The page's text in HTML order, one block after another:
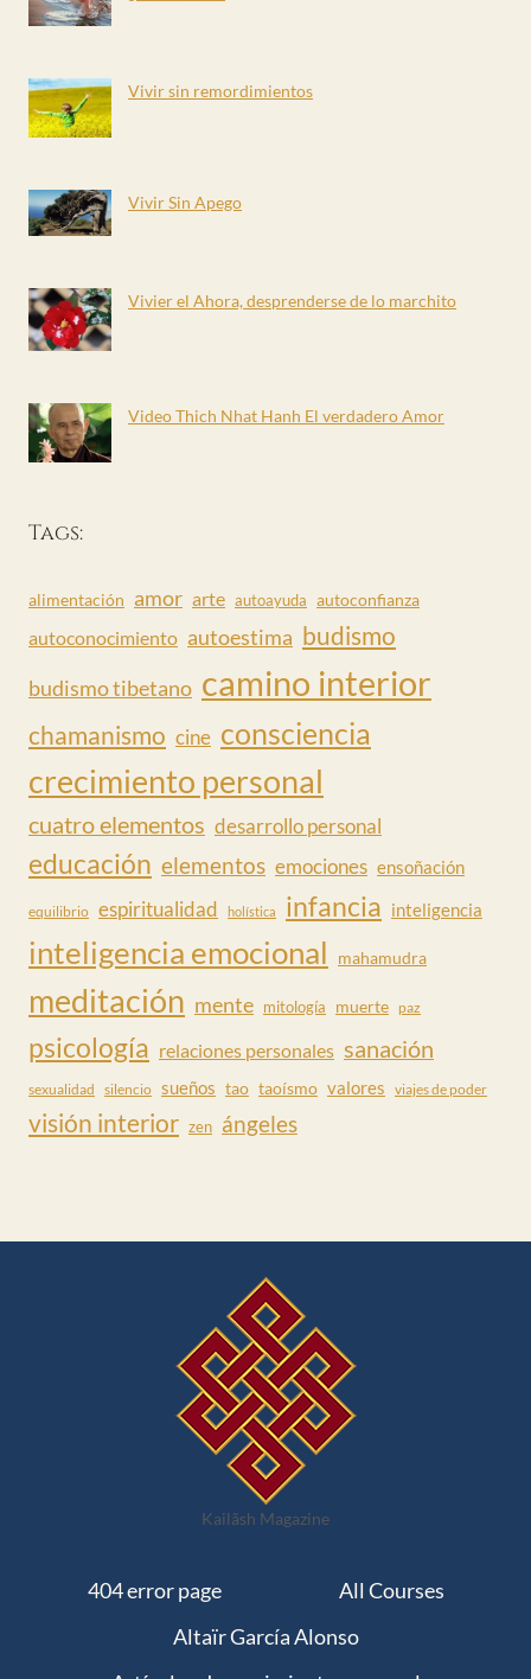
Vivir sin remordimientos
Vivir Sin Apego
Vivier el Ahora, desprenderse de lo marchito
Video Thich Nhat Hanh El verdadero Amor
Tags:
alimentación amor arte autoayuda autoconfianza
autoconocimiento autoestima budismo
budismo tibetano camino interior
chamanismo cine consciencia
crecimiento personal
cuatro elementos desarrollo personal
educación elementos emociones ensoñación
equilibrio espiritualidad holística infancia inteligencia
inteligencia emocional mahamudra
meditación mente mitología muerte paz
psicología relaciones personales sanación
sexualidad silencio sueños tao taoísmo valores viajes de poder
visión interior zen ángeles
Kailãsh Magazine
404 error page
All Courses
Altaïr García Alonso